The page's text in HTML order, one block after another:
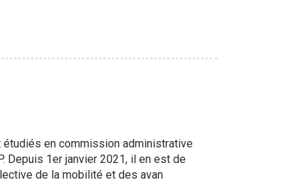
en commission administrative
Depuis 1er janvier 2021, il en est de
de la mobilité et des avan